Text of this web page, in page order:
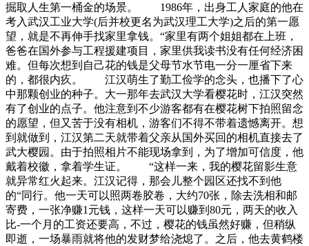
掘取人生第一桶金的场景。 1986年，出身工人家庭的他在
考入武汉工业大学(后并校更名为武汉理工大学)之后的第一愿
望，就是不再伸手找家里拿钱。“家里有两个姐姐都在上班，
爸爸在国外参与工程援建项目，家里供我读书没有任何经济困
难。但每次想到自己花的钱是父母节水节电一分一厘省下来
的，都很内疚。 江汉萌生了勤工俭学的念头，也播下了心
中那颗创业的种子。大一那年去武汉大学看樱花时，江汉突然
有了创业的点子。他注意到不少游客都有在樱花树下拍照留念
的愿望，但又苦于没有相机，游客们不得不带着遗憾离开。想
到就做到，江汉第二天就带着父亲从国外买回的相机直接去了
武大樱园。由于拍照相片不能现场拿到，为了增加可信度，他
戴着校徽，拿着学生证。 “这样一来，我的樱花留影生意
就异常红火起来。江汉记得，那会儿整个园区还找不到他
的“同行。他一天可以照两卷胶卷，大约70张，除去洗相和邮
寄费，一张净赚1元钱，这样一天可以赚到80元，两天的收入
比-一个月的工资还要高，不过，樱花的钱虽然好赚，但稍纵
即逝，一场暴雨就将他的发财梦给浇熄了。之后，他去黄鹤楼